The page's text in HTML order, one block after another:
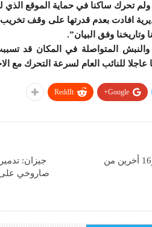
ولم تحرك ساكنا في حماية الموقع
افادت بعدم قدرتها على وقف
وتاريخنا وفق البيان”.
المتواصلة في المكان قد
عاجلا للنائب العام لسرعة التحرك مع
Google+
ReddIt
مصرع عقيد في الاستخبارات السعودية و16 أخرين من
جيزان:
صاروخي